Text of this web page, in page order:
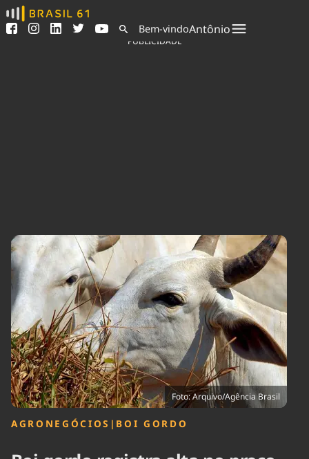
Ver todas as notícias
Podcasts
Indicadores
Agronegócios
Brasil
Brasil Mineral
Ciência &
Tecnologia
Cinema
Comportamento
Cultura
Economia
Educação
Infraestrutura
Internacional
Meio Ambiente
Podcast
Política
Saúde
Tempo
Bem-vindoAntônio
PUBLICIDADE
Foto: Arquivo/Agência Brasil
AGRONEGÓCIOS | BOI GORDO